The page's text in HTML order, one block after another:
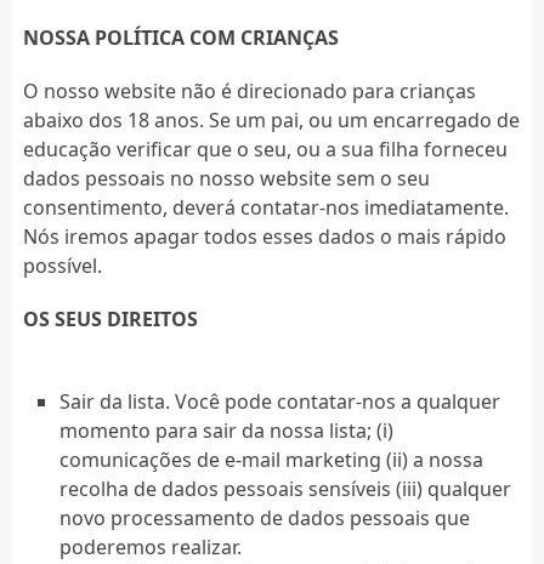
NOSSA POLÍTICA COM CRIANÇAS
O nosso website não é direcionado para crianças
abaixo dos 18 anos. Se um pai, ou um encarregado de
educação verificar que o seu, ou a sua filha forneceu
dados pessoais no nosso website sem o seu
consentimento, deverá contatar-nos imediatamente.
Nós iremos apagar todos esses dados o mais rápido
possível.
OS SEUS DIREITOS
Sair da lista. Você pode contatar-nos a qualquer
momento para sair da nossa lista; (i)
comunicações de e-mail marketing (ii) a nossa
recolha de dados pessoais sensíveis (iii) qualquer
novo processamento de dados pessoais que
poderemos realizar.